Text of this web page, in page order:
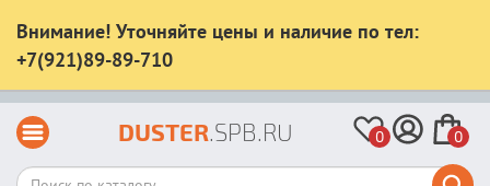
Внимание! Уточняйте цены и наличие по тел:
+7(921)89-89-710
DUSTER.SPB.RU 0 0